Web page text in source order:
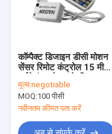
कॉम्पैक्ट डिजाइन डीसी मोशन
सेंसर रिमोट कंट्रोल 15 मीटर
मूल्य:negotiable
MOQ:100 पीसी
नवीनतम कीमत पता करें